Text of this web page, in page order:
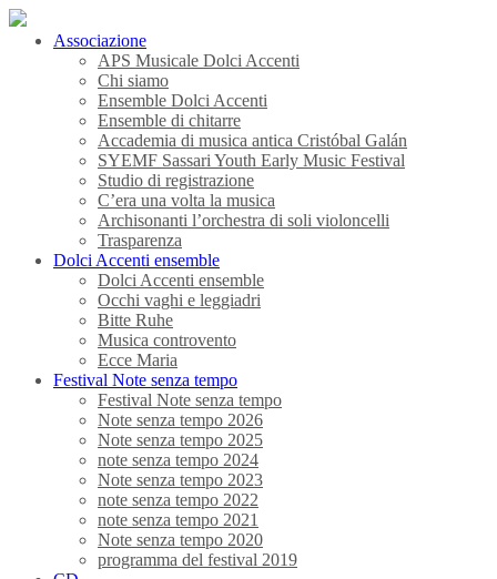
Associazione
APS Musicale Dolci Accenti
Chi siamo
Ensemble Dolci Accenti
Ensemble di chitarre
Accademia di musica antica Cristóbal Galán
SYEMF Sassari Youth Early Music Festival
Studio di registrazione
C’era una volta la musica
Archisonanti l’orchestra di soli violoncelli
Trasparenza
Dolci Accenti ensemble
Dolci Accenti ensemble
Occhi vaghi e leggiadri
Bitte Ruhe
Musica controvento
Ecce Maria
Festival Note senza tempo
Festival Note senza tempo
Note senza tempo 2026
Note senza tempo 2025
note senza tempo 2024
Note senza tempo 2023
note senza tempo 2022
note senza tempo 2021
Note senza tempo 2020
programma del festival 2019